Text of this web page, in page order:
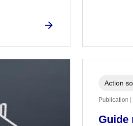
Guide
Action
Publication